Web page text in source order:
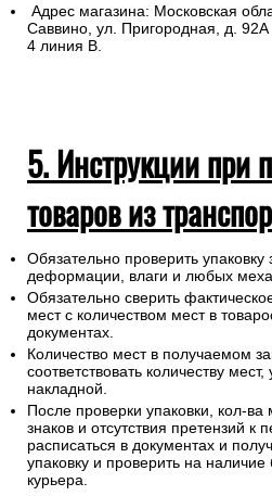
Адрес магазина: Московская
Саввино, ул. Пригородная, д.
4 линия В.
5. Инструкции при
товаров из
Обязательно проверить
деформации, влаги и любых
Обязательно сверить
мест с количеством мест в
документах.
Количество мест в получаемом
соответствовать количеству
накладной.
После проверки упаковки, кол-ва
знаков и отсутствия претензий к
расписаться в документах и
упаковку и проверить на наличие
курьера.